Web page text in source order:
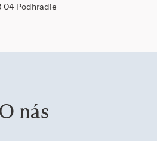
04 Podhradie
O nás